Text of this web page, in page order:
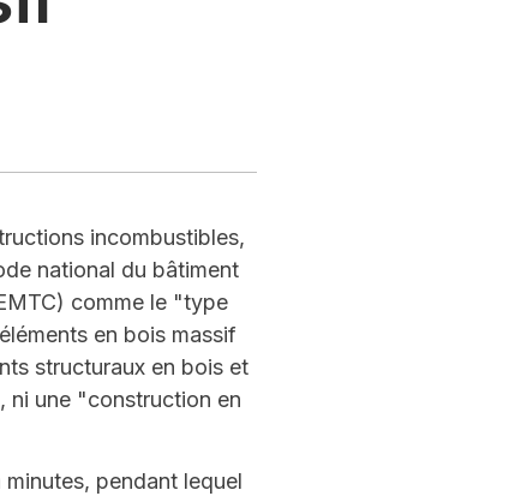
incombustibles,
national du bâtiment
comme le "type
en bois massif
structuraux en bois et
ni une "construction en
pendant lequel